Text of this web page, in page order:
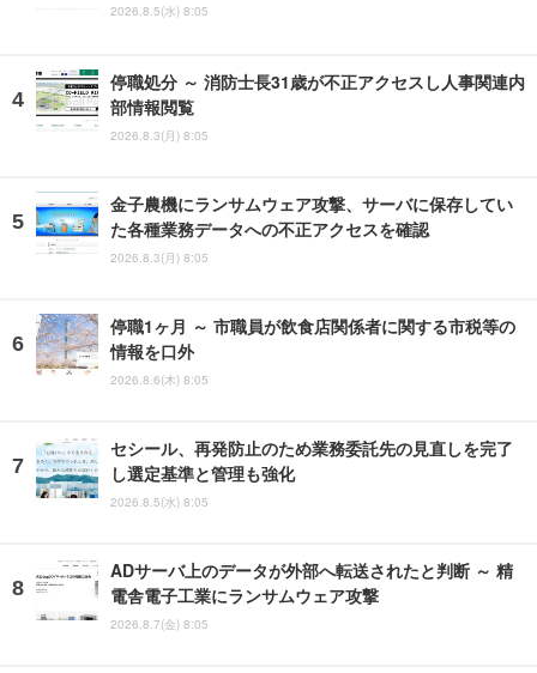
2026.8.5(水) 8:05
停職処分 ～ 消防士長31歳が不正アクセスし人事関連内
部情報閲覧
2026.8.3(月) 8:05
金子農機にランサムウェア攻撃、サーバに保存してい
た各種業務データへの不正アクセスを確認
2026.8.3(月) 8:05
停職1ヶ月 ～ 市職員が飲食店関係者に関する市税等の
情報を口外
2026.8.6(木) 8:05
セシール、再発防止のため業務委託先の見直しを完了
し選定基準と管理も強化
2026.8.5(水) 8:05
ADサーバ上のデータが外部へ転送されたと判断 ～ 精
電舎電子工業にランサムウェア攻撃
2026.8.7(金) 8:05